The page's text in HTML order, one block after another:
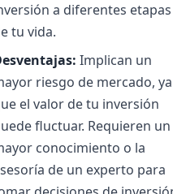
a diferentes etapas
tu vida.
Implican un
riesgo de mercado, ya
el valor de tu inversión
fluctuar. Requieren un
conocimiento o la
de un experto para